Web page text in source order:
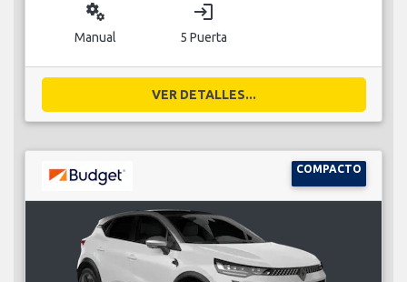
miscellaneous_services
Manual
login
5 Puerta
VER DETALLES...
COMPACTO